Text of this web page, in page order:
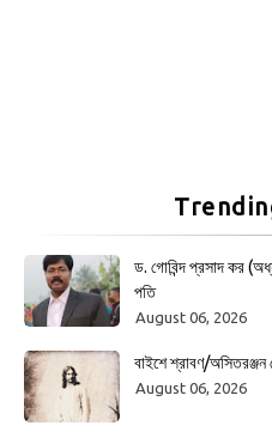
ড. গোবিন্দ প্রসাদ কর
পতি
August 06, 2026
বাইশে শ্রাবণ/অসিতরঞ্জন
August 06, 2026